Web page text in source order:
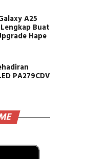
A25
Buat
Hape
PA279CDV